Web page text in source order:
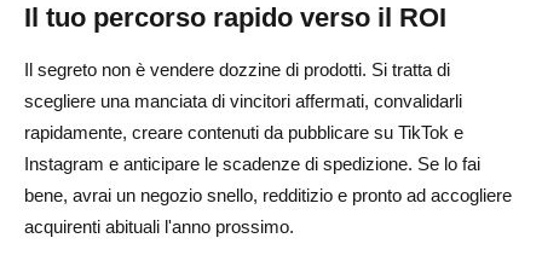
Come posso commercializzare i prodotti di Halloween
per ottenere risultati rapidi?
Il tuo percorso rapido verso il ROI
Il segreto non è vendere dozzine di prodotti. Si tratta di
scegliere una manciata di vincitori affermati, convalidarli
rapidamente, creare contenuti da pubblicare su TikTok e
Instagram e anticipare le scadenze di spedizione. Se lo fai
bene, avrai un negozio snello, redditizio e pronto ad accogliere
acquirenti abituali l'anno prossimo.